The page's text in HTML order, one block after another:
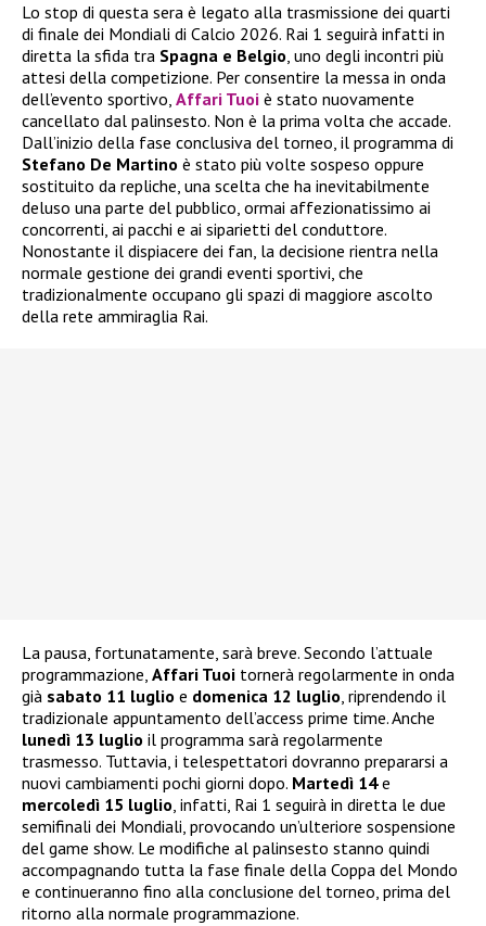
Lo stop di questa sera è legato alla trasmissione dei quarti
di finale dei Mondiali di Calcio 2026. Rai 1 seguirà infatti in
diretta la sfida tra Spagna e Belgio, uno degli incontri più
attesi della competizione. Per consentire la messa in onda
dell’evento sportivo, Affari Tuoi è stato nuovamente
cancellato dal palinsesto. Non è la prima volta che accade.
Dall’inizio della fase conclusiva del torneo, il programma di
Stefano De Martino è stato più volte sospeso oppure
sostituito da repliche, una scelta che ha inevitabilmente
deluso una parte del pubblico, ormai affezionatissimo ai
concorrenti, ai pacchi e ai siparietti del conduttore.
Nonostante il dispiacere dei fan, la decisione rientra nella
normale gestione dei grandi eventi sportivi, che
tradizionalmente occupano gli spazi di maggiore ascolto
della rete ammiraglia Rai.
La pausa, fortunatamente, sarà breve. Secondo l’attuale
programmazione, Affari Tuoi tornerà regolarmente in onda
già sabato 11 luglio e domenica 12 luglio, riprendendo il
tradizionale appuntamento dell’access prime time. Anche
lunedì 13 luglio il programma sarà regolarmente
trasmesso. Tuttavia, i telespettatori dovranno prepararsi a
nuovi cambiamenti pochi giorni dopo. Martedì 14e
mercoledì 15 luglio, infatti, Rai 1 seguirà in diretta le due
semifinali dei Mondiali, provocando un’ulteriore sospensione
del game show. Le modifiche al palinsesto stanno quindi
accompagnando tutta la fase finale della Coppa del Mondo
e continueranno fino alla conclusione del torneo, prima del
ritorno alla normale programmazione.